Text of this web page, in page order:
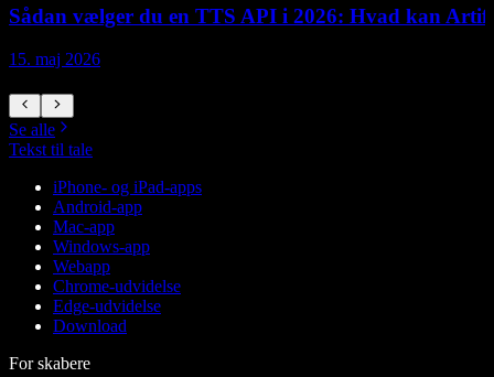
Sådan vælger du en TTS API i 2026: Hvad kan
15. maj 2026
Se alle
Tekst til tale
iPhone- og iPad-apps
Android-app
Mac-app
Windows-app
Webapp
Chrome-udvidelse
Edge-udvidelse
Download
For skabere